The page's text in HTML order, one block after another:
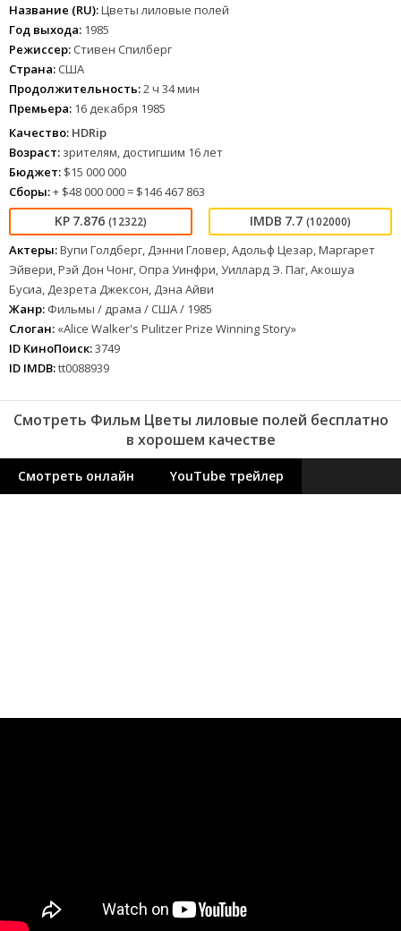
Название (RU):Цветы лиловые полей
Год выхода: 1985
Режиссер: Стивен Спилберг
Страна: США
Продолжительность:2 ч 34 мин
Премьера: 16 декабря 1985
Качество: HDRip
Возраст: зрителям, достигшим 16 лет
Бюджет: $15 000 000
Сборы:+ $48 000 000 = $146 467 863
7.876 (12322) 7.7 (102000)
Актеры:Вупи Голдберг, Дэнни Гловер, Адольф Цезар, Маргарет
Эйвери, Рэй Дон Чонг, Опра Уинфри, Уиллард Э. Паг, Акошуа
Бусиа, Дезрета Джексон, Дэна Айви
Жанр: Фильмы / драма / США / 1985
Слоган: «Alice Walker's Pulitzer Prize Winning Story»
ID КиноПоиск:3749
ID IMDB:tt0088939
Смотреть Фильм Цветы лиловые полей бесплатно
в хорошем качестве
Смотреть онлайн YouTube трейлер